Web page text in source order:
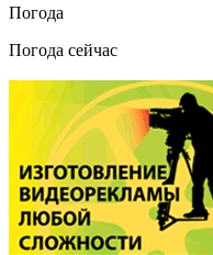
Погода
Погода сейчас